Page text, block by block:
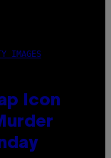
IMAGES
Icon